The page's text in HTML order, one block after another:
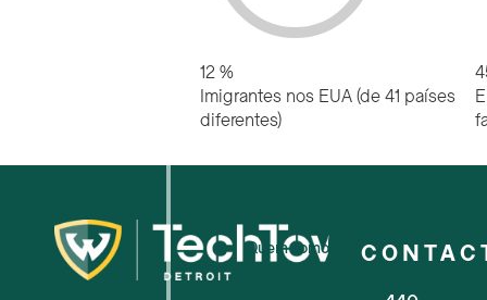
12%
Imigrantes nos EUA (de 41 países
diferentes)
Quem somos